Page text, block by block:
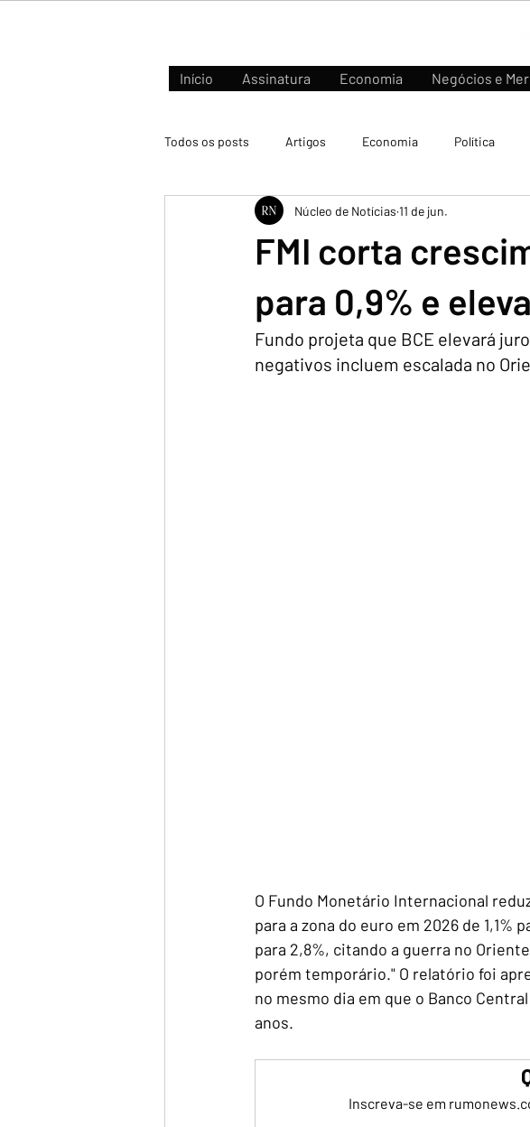
Início Assinatura Economia Negócios e
Todos os posts Artigos Economia Política
Negócios e Mercados
FMI corta
para 0,9% e
Núcleo de Notícias 11 de jun.
Fundo projeta que BCE elevará
negativos incluem escalada no
O Fundo Monetário Internacional
para a zona do euro em 2026 de 1,1%
para 2,8%, citando a guerra no
porém temporário." O relatório foi
no mesmo dia em que o Banco
anos.
Inscreva-se em